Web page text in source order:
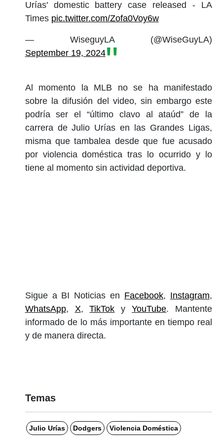
Urías' domestic battery case released - LA
Times pic.twitter.com/Zofa0Voy6w
— WiseguyLA (@WiseGuyLA)
September 19, 2024
Al momento la MLB no se ha manifestado
sobre la difusión del video, sin embargo este
podría ser el “último clavo al ataúd” de la
carrera de Julio Urías en las Grandes Ligas,
misma que tambalea desde que fue acusado
por violencia doméstica tras lo ocurrido y lo
tiene al momento sin actividad deportiva.
Sigue a BI Noticias en Facebook, Instagram,
WhatsApp, X,TikTok yYouTube. Mantente
informado de lo más importante en tiempo real
y de manera directa.
Temas
Julio Urías Dodgers Violencia Doméstica